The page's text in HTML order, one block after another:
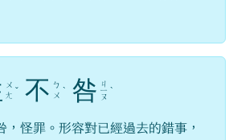
ㄨ
ㄤ ˇ 不 ㄅ
ㄨ ˋ 咎 ㄐ
ㄧ
ㄡ
ˋ
，怪罪。形容對已經過去的錯事，